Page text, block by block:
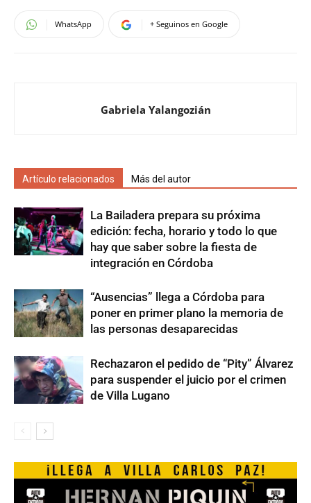
WhatsApp + Seguinos en Google
Gabriela Yalangozián
Artículo relacionados Más del autor
La Bailadera prepara su próxima
edición: fecha, horario y todo lo que
hay que saber sobre la fiesta de
integración en Córdoba
“Ausencias” llega a Córdoba para
poner en primer plano la memoria de
las personas desaparecidas
Rechazaron el pedido de “Pity” Álvarez
para suspender el juicio por el crimen
de Villa Lugano